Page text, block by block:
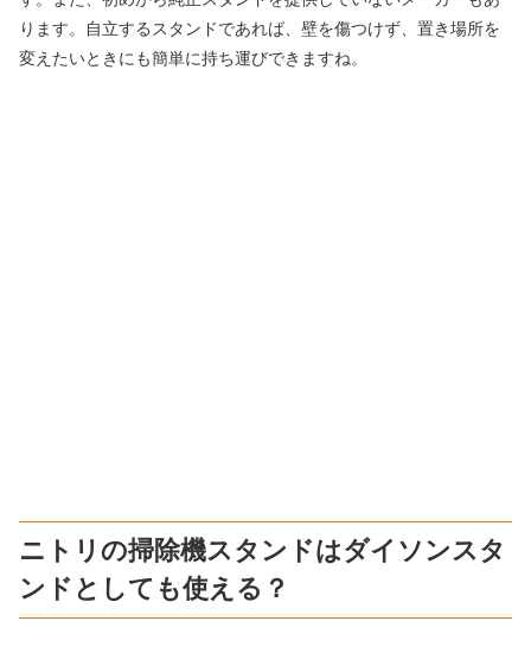
ります。自立するスタンドであれば、壁を傷つけず、置き場所を
変えたいときにも簡単に持ち運びできますね。
ニトリの掃除機スタンドはダイソンスタ
ンドとしても使える？